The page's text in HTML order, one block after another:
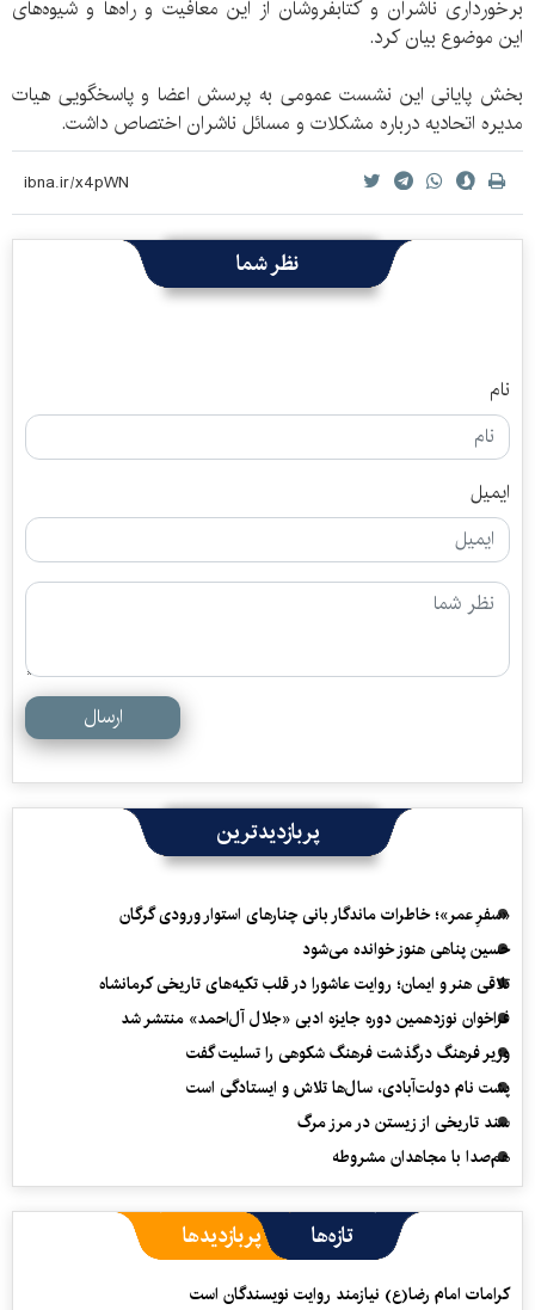
برخورداری ناشران و کتابفروشان از این معافیت و راه‌ها و شیوه‌های
این موضوع بیان کرد.
بخش پایانی این نشست عمومی به پرسش اعضا و پاسخگویی هیات
مدیره اتحادیه درباره مشکلات و مسائل ناشران اختصاص داشت.
نظر شما
نام
ایمیل
ارسال
پربازدیدترین
«سفرِ عمر»؛ خاطرات ماندگار بانی چنارهای استوار ورودی گرگان
حسین پناهی هنوز خوانده می‌شود
تلاقی هنر و ایمان؛ روایت عاشورا در قلب تکیه‌های تاریخی کرمانشاه
فراخوان نوزدهمین دوره جایزه ادبی «جلال آل‌احمد» منتشر شد
وزیر فرهنگ درگذشت فرهنگ شکوهی را تسلیت گفت
پشت نام دولت‌آبادی، سال‌ها تلاش و ایستادگی است
سند تاریخی از زیستن در مرز مرگ
هم‌صدا با مجاهدان مشروطه
تازه‌ها پربازدیدها
کرامات امام رضا(ع) نیازمند روایت نویسندگان است